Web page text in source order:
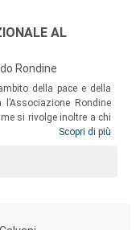
AL
Rondine
della pace e della
Rondine
si rivolge inoltre a chi
scuola sia nel sociale,
scientifico ai percorsi
nata con
Scopri di più